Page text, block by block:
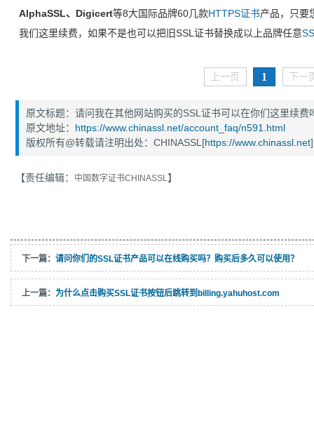
AlphaSSL、Digicert等8大国际品牌60几款HTTPS证书产品，只要
我们这里续费，如果不是也可以把旧SSL证书替换成以上品牌任意
上一页 1 下一
原文标题：请问我在其他网站购买的SSL证书可以在你们这里续费
原文地址： https://www.chinassl.net/account_faq/n591.html
版权所有@转载请注明出处：CHINASSL[https://www.chinassl.net]
【责任编辑： 中国数字证书CHINASSL】
下一篇： 请问你们的SSL证书产品可以在线购买吗？购买后多久可以使用？
上一篇： 为什么点击购买SSL证书按钮后跳转到billing.yahuhost.com